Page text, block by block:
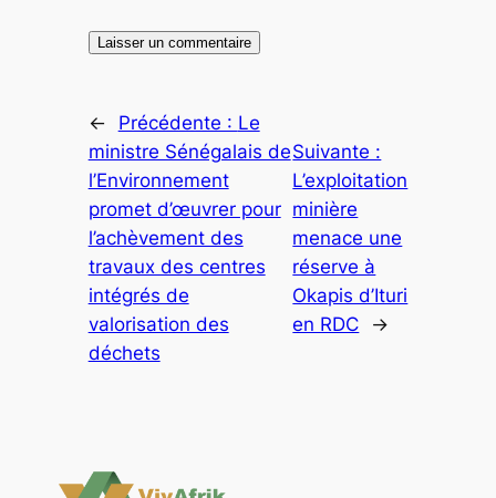
← Précédente : Le
ministre Sénégalais de
l’Environnement
promet d’œuvrer pour
l’achèvement des
travaux des centres
intégrés de
valorisation des
déchets
Suivante :
L’exploitation
minière
menace une
réserve à
Okapis d’Ituri
en RDC
→